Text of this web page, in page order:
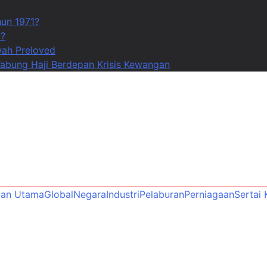
1971?
Preloved
Haji Berdepan Krisis Kewangan
UtamaGlobalNegaraIndustriPelaburanPerniagaanSertai